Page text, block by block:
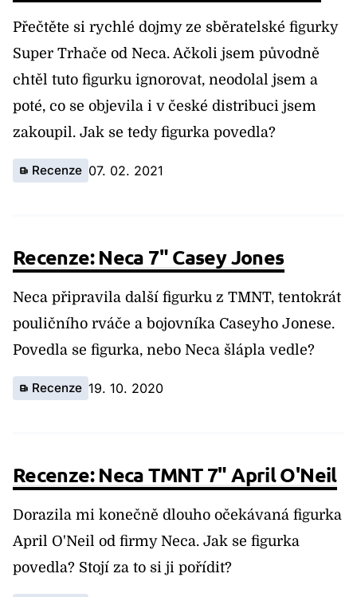
Přečtěte si rychlé dojmy ze sběratelské figurky
Super Trhače od Neca. Ačkoli jsem původně
chtěl tuto figurku ignorovat, neodolal jsem a
poté, co se objevila i v české distribuci jsem
zakoupil. Jak se tedy figurka povedla?
Recenze 07. 02. 2021
Recenze: Neca 7" Casey Jones
Neca připravila další figurku z TMNT, tentokrát
pouličního rváče a bojovníka Caseyho Jonese.
Povedla se figurka, nebo Neca šlápla vedle?
Recenze 19. 10. 2020
Recenze: Neca TMNT 7" April O'Neil
Dorazila mi konečně dlouho očekávaná figurka
April O'Neil od firmy Neca. Jak se figurka
povedla? Stojí za to si ji pořídit?